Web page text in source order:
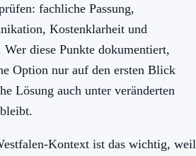
fachliche Passung,
Kostenklarheit und
diese Punkte dokumentiert,
Option nur auf den ersten Blick
Lösung auch unter veränderten
Kontext ist das wichtig, weil